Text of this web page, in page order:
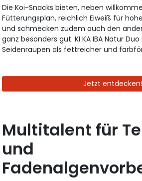
Die Koi-Snacks bieten, neben
Fütterungsplan, reichlich Eiweiß für
und schmecken zudem auch den
ganz besonders gut. KI KA IBA Natur
Seidenraupen als fettreicher und
Jetzt entdecken!
Multitalent für
und